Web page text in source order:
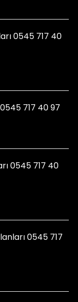
0545 717 40
717 40 97
0545 717 40
0545 717